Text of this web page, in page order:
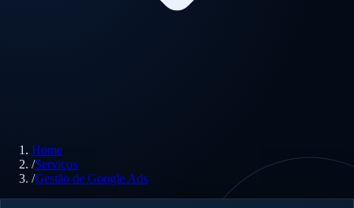
Home
/Serviços
/Gestão de Google Ads